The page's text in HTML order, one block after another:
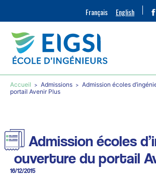
Français English
Accueil Admissions
Admission écoles
portail Avenir Plus
Admission écoles
ouverture du portail
16/12/2015